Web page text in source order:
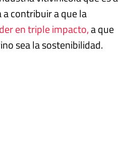
a contribuir a que la
en triple impacto,a que
sea la sostenibilidad.